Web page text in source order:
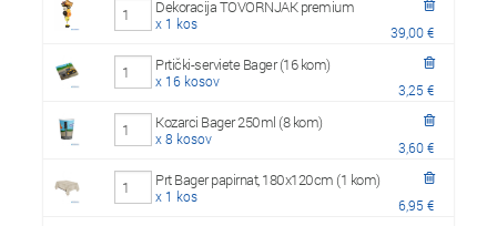
Dekoracija TOVORNJAK premium
x 1 kos 39,00 €
Prtički-serviete Bager (16 kom)
x 16 kosov 3,25 €
Kozarci Bager 250ml (8 kom)
x 8 kosov 3,60 €
Prt Bager papirnat, 180x120cm (1 kom)
x 1 kos 6,95 €